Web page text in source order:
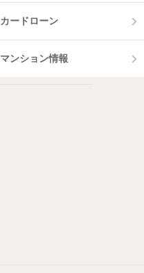
カードローン
マンション情報